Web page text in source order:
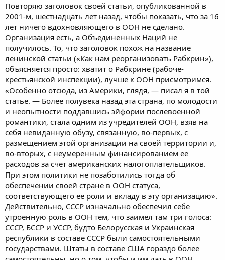
Повторяю заголовок своей статьи, опубликованной в
2001-м, шестнадцать лет назад, чтобы показать, что за 16
лет ничего вдохновляющего в ООН не сделано.
Организация есть, а Объединенных Наций не
получилось. То, что заголовок похож на название
ленинской статьи («Как нам реорганизовать Рабкрин»),
объясняется просто: хватит о Рабкрине (рабоче-
крестьянской инспекции), лучше к ООН присмотримся.
«Особенно отсюда, из Америки, глядя, — писал я в той
статье. — Более полувека назад эта страна, по молодости
и неопытности поддавшись эйфории послевоенной
романтики, стала одним из учредителей ООН, взяв на
себя невиданную обузу, связанную, во-первых, с
размещением этой организации на своей территории и,
во-вторых, с неумеренным финансированием ее
расходов за счет американских налогоплательщиков.
При этом политики не позаботились тогда об
обеспечении своей стране в ООН статуса,
соответствующего ее роли и вкладу в эту организацию».
Действительно, СССР изначально обеспечил себе
утроенную роль в ООН тем, что заимел там три голоса:
СССР, БССР и УССР, будто Белорусская и Украинская
республики в составе СССР были самостоятельными
государствами. Штаты в составе США гораздо более